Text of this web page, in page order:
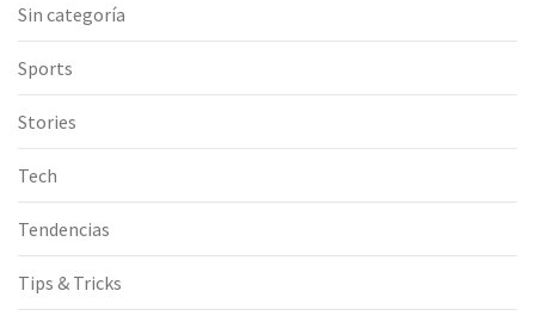
Sin categoría
Sports
Stories
Tech
Tendencias
Tips & Tricks